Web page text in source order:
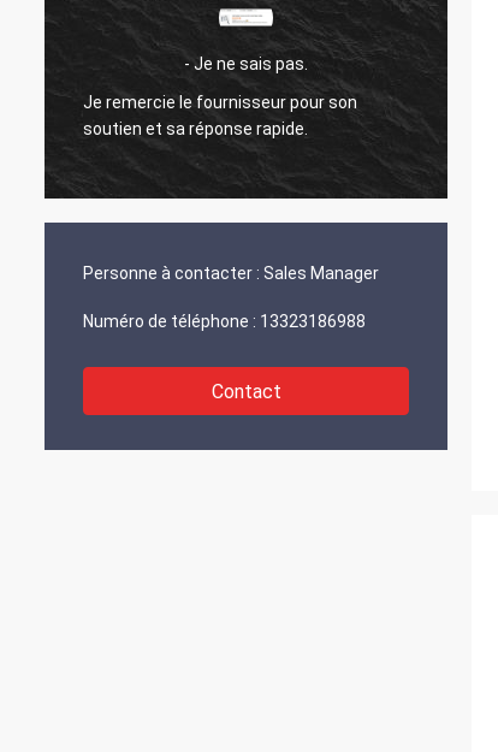
- Je ne sais pas.
Je remercie le fournisseur pour son
soutien et sa réponse rapide.
Personne à contacter : Sales Manager
Numéro de téléphone : 13323186988
Contact